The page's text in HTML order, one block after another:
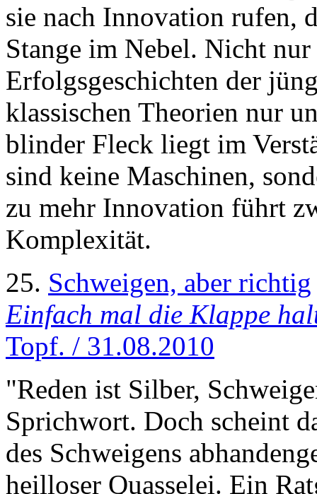
sie nach Innovation rufen,
Stange im Nebel. Nicht
Erfolgsgeschichten der
klassischen Theorien nur
blinder Fleck liegt im
sind keine Maschinen,
zu mehr Innovation führt
Komplexität.
25. Schweigen, aber richtig
Einfach mal die Klappe
Topf. / 31.08.2010
"Reden ist Silber,
Sprichwort. Doch scheint
des Schweigens
heilloser Quasselei. Ein